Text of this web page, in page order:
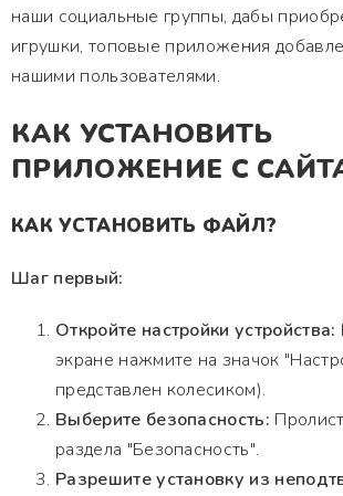
наши социальные группы, дабы
игрушки, топовые приложения
нашими пользователями.
КАК УСТАНОВИТЬ
ПРИЛОЖЕНИЕ С
КАК УСТАНОВИТЬ ФАЙЛ?
Шаг первый:
Откройте настройки устройства:
экране нажмите на значок
представлен колесиком).
Выберите безопасность:
раздела "Безопасность".
Разрешите установку из